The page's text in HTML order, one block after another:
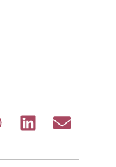
Share Share